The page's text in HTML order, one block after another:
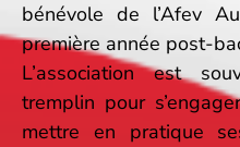
bénévole de l’Afev
première année post-
L’association est
tremplin pour
mettre en pratique